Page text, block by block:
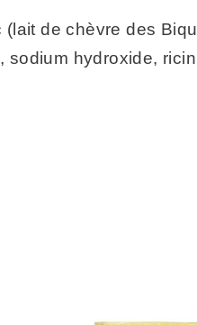
de chèvre des
sodium hydroxide,